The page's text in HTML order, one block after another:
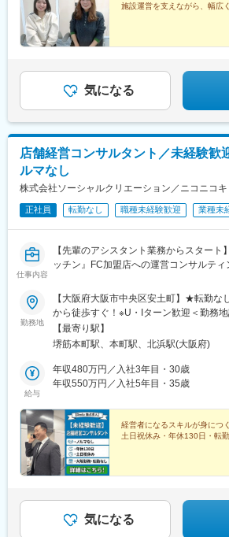
施設運営を支えながら、幅広
気になる
店舗経営コンサルタント／未経験歓
ルマなし
株式会社ソーシャルクリエーション／ニコニコキ
正社員 転勤なし 職種未経験歓迎 業種未
仕事内容
【先輩のアシスタント業務からスタート
ッチン』FC加盟店への運営コンサルティ
勤務地
【大阪府大阪市中央区安土町】★転勤
から徒歩すぐ！※U・Iターン歓迎＜勤務地
市中央区安土町1-8-15 野村不動産大阪
あり
【最寄り駅】
堺筋本町駅、本町駅、北浜駅(大阪府)
給与
年収480万円／入社3年目・30歳
年収550万円／入社5年目・35歳
経営者になるスキルが身につ
土日祝休み・年休130日・転
気になる